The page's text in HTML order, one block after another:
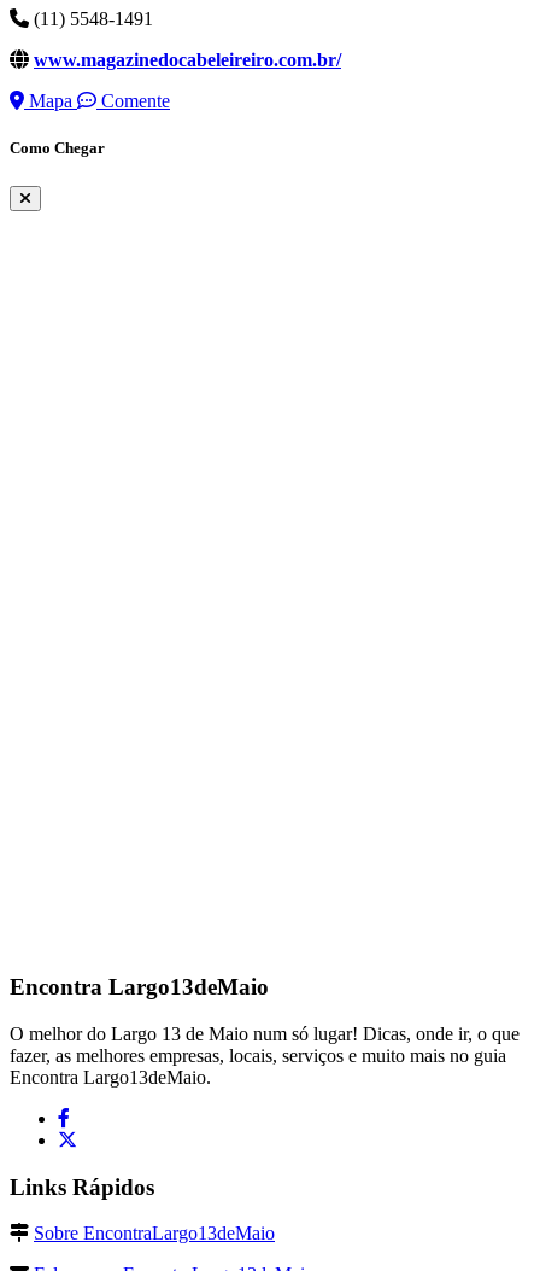
(11) 5548-1491
www.magazinedocabeleireiro.com.br/
Mapa
Comente
Como Chegar
Encontra Largo13deMaio
O melhor do Largo 13 de Maio num só lugar! Dicas, onde ir, o que
fazer, as melhores empresas, locais, serviços e muito mais no guia
Encontra Largo13deMaio.
Links Rápidos
Sobre EncontraLargo13deMaio